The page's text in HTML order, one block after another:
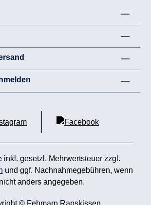
inkl. gesetzl. Mehrwertsteuer zzgl.
und ggf. Nachnahmegebühren, wenn
nicht anders angegeben.
© Fehmarn Rapskissen